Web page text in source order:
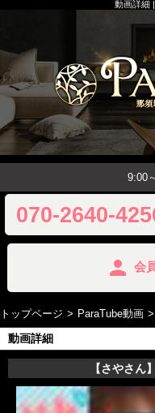
動画詳細
9:00
070-2640-
person 会
トップページ ParaTube動画
動画詳細
【さやさ